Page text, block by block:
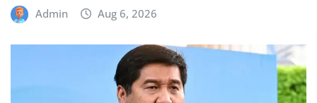
Admin Aug 6, 2026